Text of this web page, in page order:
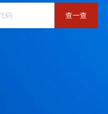
查一查